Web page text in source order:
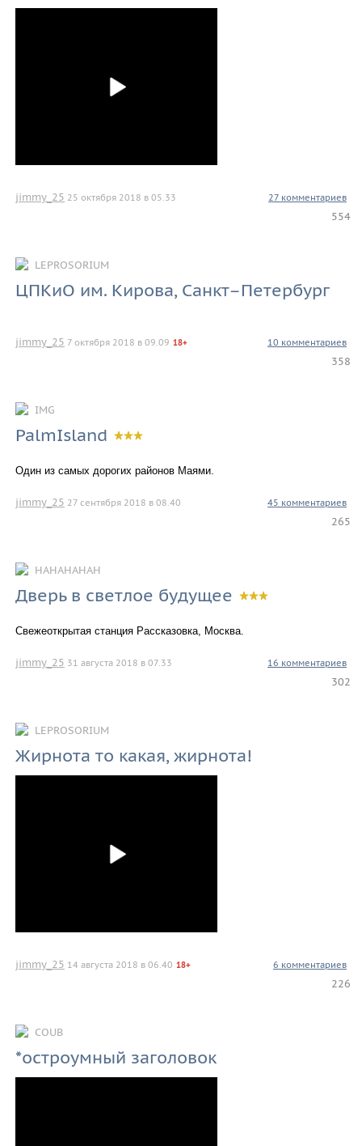
jimmy_25 25 октября 2018 в 05.33 27 комментариев
554
LEPROSORIUM
ЦПКиО им. Кирова, Санкт–Петербург
jimmy_25 7 октября 2018 в 09.09 18+ 10 комментариев
358
IMG
PalmIsland
Один из самых дорогих районов Маями.
jimmy_25 27 сентября 2018 в 08.40 45 комментариев
265
HAHAHAHAH
Дверь в светлое будущее
Свежеоткрытая станция Рассказовка, Москва.
jimmy_25 31 августа 2018 в 07.33 16 комментариев
302
LEPROSORIUM
Жирнота то какая, жирнота!
jimmy_25 14 августа 2018 в 06.40 18+ 6 комментариев
226
COUB
*остроумный заголовок